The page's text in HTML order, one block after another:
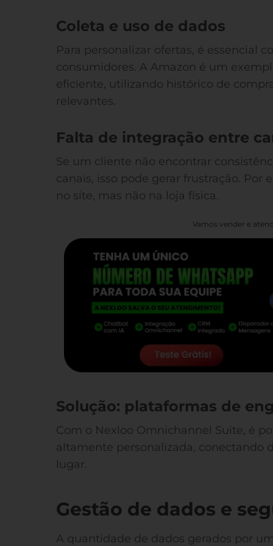
Coleta e uso de dados
Para personalizar ofertas, é essencial
consumidores. A Amazon é um
eficiente, utilizando histórico de
relevantes.
Falta de integração entre
Se um cliente não encontrar
canais, isso pode gerar frustração. Por
no site, mas não na loja física.
Vamos vender e
Solução: plataformas de
Com o Nexloo Omnichannel Suite, é
altamente personalizada, conectando
lugar.
Gestão de dados e
A quantidade de dados gerados por